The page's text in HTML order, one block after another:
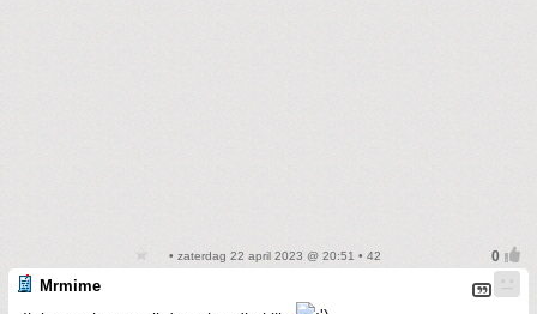
• zaterdag 22 april 2023 @ 20:51 • 42
Mrmime